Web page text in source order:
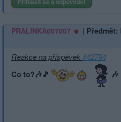
PRALINKA007007 | Předmět:
Reakce na příspěvek#42794
Co to?🎶🎵 🎶